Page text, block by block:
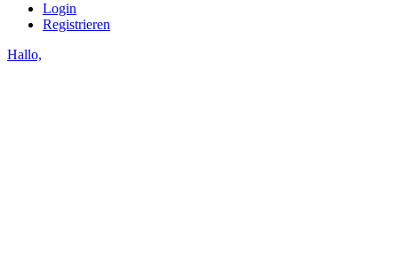
Login
Registrieren
Hallo,